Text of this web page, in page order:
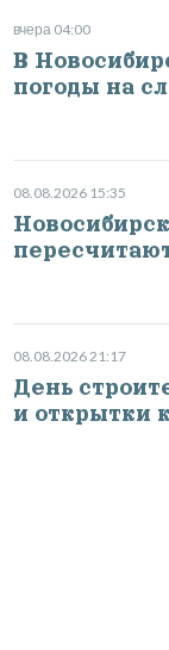
вчера 04:00
В
погоды на
08.08.2026 15:35
08.08.2026 21:17
День
и открытки